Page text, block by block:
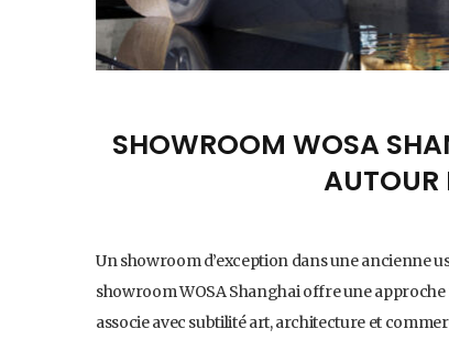
SHOWROOM WOSA
AUTOUR
Un showroom d’exception dans une ancienne
showroom WOSA Shanghai offre une
associe avec subtilité art, architecture et